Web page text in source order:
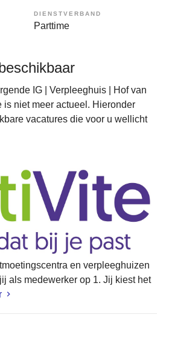
DIENSTVERBAND
Parttime
IG | Verpleeghuis | Hof van
is niet meer actueel. Hieronder
vacatures die voor u wellicht
en verpleeghuizen
als medewerker op 1. Jij kiest het